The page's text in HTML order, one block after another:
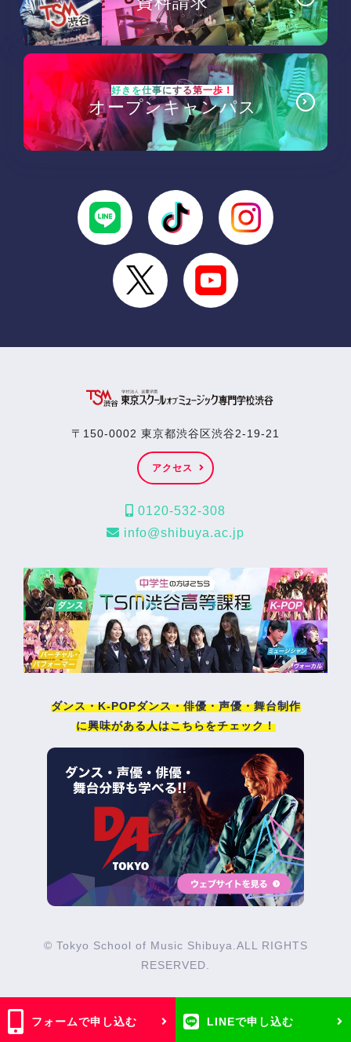
フォームで申し込む LINEで申し込む
好きを仕事にする第一歩！
オープンキャンパス
〒150-0002 東京都渋谷区渋谷2-19-21
アクセス
0120-532-308
info@shibuya.ac.jp
ダンス・K-POPダンス・俳優・声優・舞台制作
に興味がある人はこちらをチェック！
© Tokyo School of Music Shibuya.ALL RIGHTS
RESERVED.